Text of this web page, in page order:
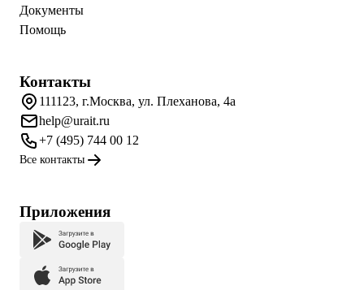
Документы
Помощь
Контакты
111123, г.Москва, ул. Плеханова, 4а
help@urait.ru
+7 (495) 744 00 12
Все контакты
Приложения